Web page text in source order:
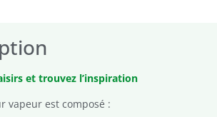
et trouvez l’inspiration
vapeur est composé :